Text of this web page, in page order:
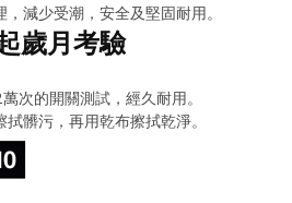
減少受潮，安全及堅固耐用。
歲月考驗
次的開關測試，經久耐用。
髒污，再用乾布擦拭乾淨。